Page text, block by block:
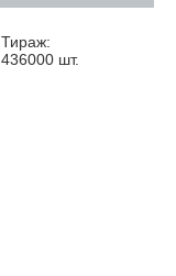
Тираж:
436000 шт.